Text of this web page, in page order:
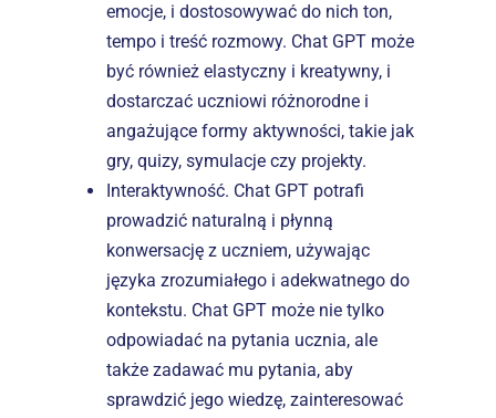
emocje, i dostosowywać do nich ton,
tempo i treść rozmowy. Chat GPT może
być również elastyczny i kreatywny, i
dostarczać uczniowi różnorodne i
angażujące formy aktywności, takie jak
gry, quizy, symulacje czy projekty.
Interaktywność. Chat GPT potrafi
prowadzić naturalną i płynną
konwersację z uczniem, używając
języka zrozumiałego i adekwatnego do
kontekstu. Chat GPT może nie tylko
odpowiadać na pytania ucznia, ale
także zadawać mu pytania, aby
sprawdzić jego wiedzę, zainteresować